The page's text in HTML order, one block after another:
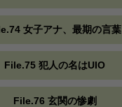
女子アナ、最期の言葉
File.75 犯人の名はUIO
File.76 玄関の惨劇